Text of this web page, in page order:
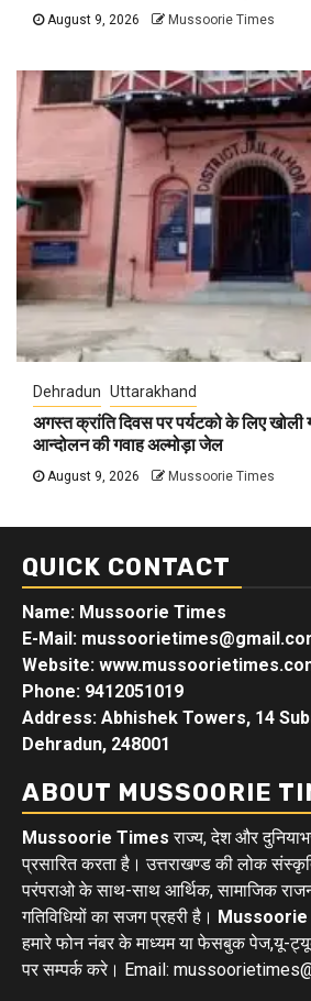
August 9, 2026 Mussoorie Times
Dehradun Uttarakhand
अगस्त क्रांति दिवस पर पर्यटको के लिए
आन्दोलन की गवाह अल्मोड़ा जेल
August 9, 2026 Mussoorie Times
QUICK CONTACT
Name: Mussoorie Times
E-Mail:
Website:
Phone: 9412051019
Address: Abhishek Towers, 14
Dehradun, 248001
ABOUT MUSSOORIE
Mussoorie Times राज्य, देश और
प्रसारित करता है। उत्तराखण्ड की लोक
परंपराओ के साथ-साथ आर्थिक, सामाजिक
गतिविधियों का सजग प्रहरी है।
हमारे फोन नंबर के माध्यम या फेसबुक पेज,यू-
पर सम्पर्क करे। Email: